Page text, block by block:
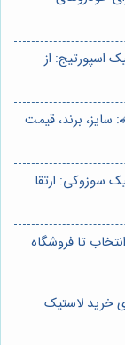
اسپورتیج: از
سایز، برند، قیمت
سوزوکی: ارتقا
تا فروشگاه
خرید لاستیک